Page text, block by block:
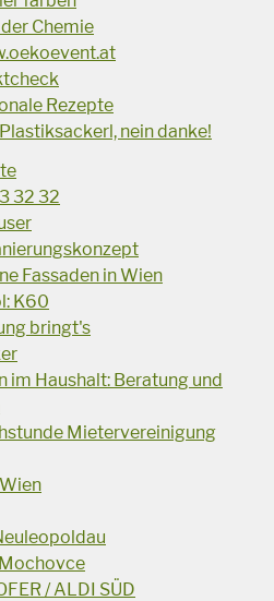
Chemie
Rezepte
nein danke!
32 32
Fassaden in Wien
K60
bringt's
im Haushalt: Beratung und
Mietervereinigung
/ ALDI SÜD